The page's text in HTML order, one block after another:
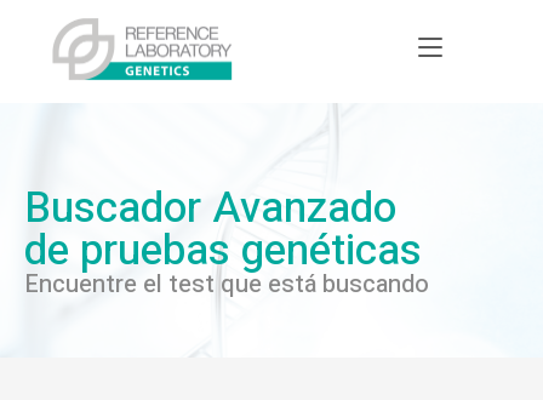
Buscador Avanzado
de pruebas genéticas
Encuentre el test que está buscando